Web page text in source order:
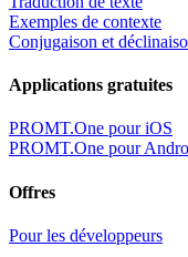
Exemples de contexte
Conjugaison et
Applications gratuites
PROMT.One pour iOS
PROMT.One pour
Offres
Pour les développeurs